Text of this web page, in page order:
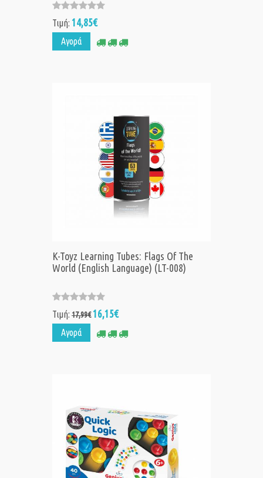
Τιμή: 14,85€
Αγορά
K-Toyz Learning Tubes: Flags Of The
World (English Language) (LT-008)
Τιμή: 17,99€16,15€
Αγορά